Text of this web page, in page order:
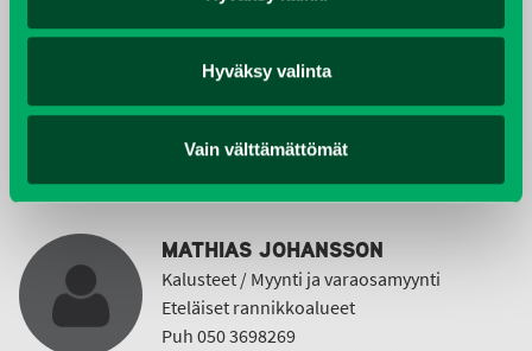
Hyväksy valinta
Vain välttämättömät
Kalusteet / Tuotepäällikkö, myynti
Pk-seutu
etunimi.sukunimi@j-trading.fi
MATHIAS JOHANSSON
Kalusteet / Myynti ja varaosamyynti
Eteläiset rannikkoalueet
Puh 050 3698269